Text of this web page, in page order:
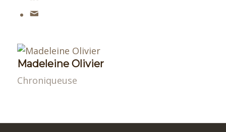
Madeleine Olivier
Chroniqueuse